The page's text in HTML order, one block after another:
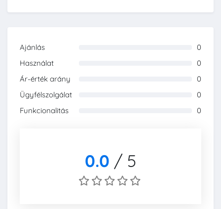
Ajánlás
0
Használat
0
Ár-érték arány
0
Ügyfélszolgálat
0
Funkcionalitás
0
0.0 / 5